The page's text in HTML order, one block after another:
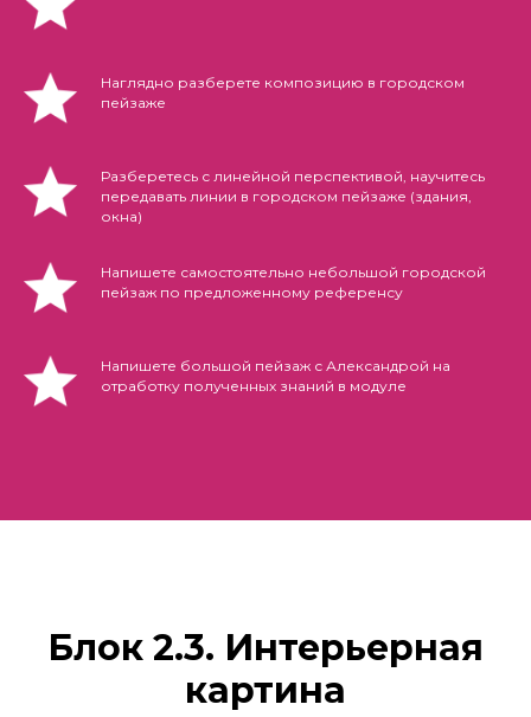
Наглядно разберете композицию в городском
пейзаже
Разберетесь с линейной перспективой, научитесь
передавать линии в городском пейзаже (здания,
окна)
Напишете самостоятельно небольшой городской
пейзаж по предложенному референсу
Напишете большой пейзаж с Александрой на
отработку полученных знаний в модуле
Блок 2.3. Интерьерная
картина